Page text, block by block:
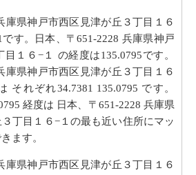
庫県神戸市西区見津が丘３丁目１６
す。日本、〒651-2228 兵庫県神戸
１６−１ の経度は135.0795です。
庫県神戸市西区見津が丘３丁目１６
それぞれ34.7381 135.0795 です。
経度は 日本、〒651-2228 兵庫県
丁目１６−１の最も近い住所にマッ
ます。
庫県神戸市西区見津が丘３丁目１６